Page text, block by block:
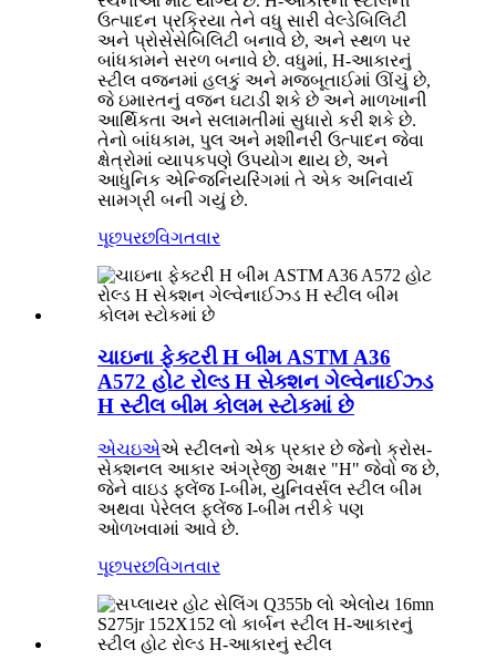
ઉત્પાદન પ્રક્રિયા તેને વધુ સારી વેલ્ડેબિલિટી
અને પ્રોસેસેબિલિટી બનાવે છે, અને સ્થળ પર
બાંધકામને સરળ બનાવે છે. વધુમાં, H-આકારનું
સ્ટીલ વજનમાં હલકું અને મજબૂતાઈમાં ઊંચું છે,
જે ઇમારતનું વજન ઘટાડી શકે છે અને માળખાની
આર્થિકતા અને સલામતીમાં સુધારો કરી શકે છે.
તેનો બાંધકામ, પુલ અને મશીનરી ઉત્પાદન જેવા
ક્ષેત્રોમાં વ્યાપકપણે ઉપયોગ થાય છે, અને
આધુનિક એન્જિનિયરિંગમાં તે એક અનિવાર્ય
સામગ્રી બની ગયું છે.
પૂછપરછવિગતવાર
ચાઇના ફેક્ટરી H બીમ ASTM A36
A572 હોટ રોલ્ડ H સેક્શન ગેલ્વેનાઈઝ્ડ
H સ્ટીલ બીમ કોલમ સ્ટોકમાં છે
એચઇએએ સ્ટીલનો એક પ્રકાર છે જેનો ક્રોસ-
સેક્શનલ આકાર અંગ્રેજી અક્ષર "H" જેવો જ છે,
જેને વાઇડ ફ્લેંજ I-બીમ, યુનિવર્સલ સ્ટીલ બીમ
અથવા પેરેલલ ફ્લેંજ I-બીમ તરીકે પણ
ઓળખવામાં આવે છે.
પૂછપરછવિગતવાર